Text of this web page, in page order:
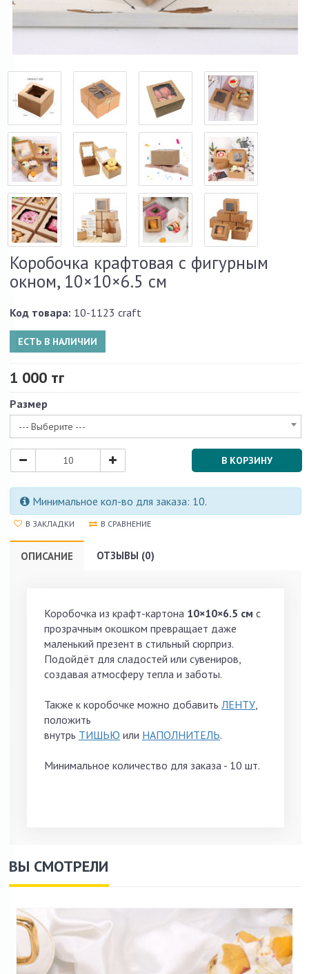
Коробочка крафтовая с фигурным
окном, 10×10×6.5 см
Код товара: 10-1123 craft
ЕСТЬ В НАЛИЧИИ
1 000 тг
Размер
--- Выберите ---
В КОРЗИНУ
Минимальное кол-во для заказа: 10.
В ЗАКЛАДКИ В СРАВНЕНИЕ
ОПИСАНИЕ ОТЗЫВЫ (0)
Коробочка из крафт-картона 10×10×6.5 см с
прозрачным окошком превращает даже
маленький презент в стильный сюрприз.
Подойдёт для сладостей или сувениров,
создавая атмосферу тепла и заботы.
Также к коробочке можно добавить ЛЕНТУ
положить
внутрь ТИШЬЮ или НАПОЛНИТЕЛЬ.
Минимальное количество для заказа - 10 шт.
ВЫ СМОТРЕЛИ